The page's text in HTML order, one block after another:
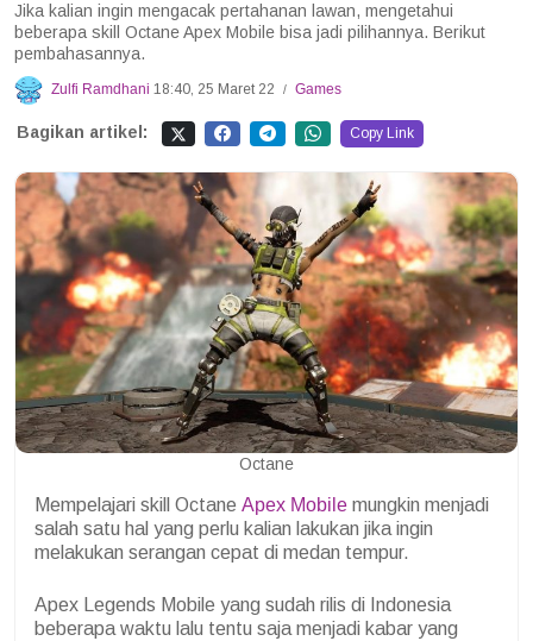
Jika kalian ingin mengacak pertahanan lawan, mengetahui
beberapa skill Octane Apex Mobile bisa jadi pilihannya. Berikut
pembahasannya.
Zulfi Ramdhani 18:40, 25 Maret 22 / Games
Bagikan artikel: Copy Link
Octane
Mempelajari skill Octane Apex Mobile mungkin menjadi
salah satu hal yang perlu kalian lakukan jika ingin
melakukan serangan cepat di medan tempur.
Apex Legends Mobile yang sudah rilis di Indonesia
beberapa waktu lalu tentu saja menjadi kabar yang